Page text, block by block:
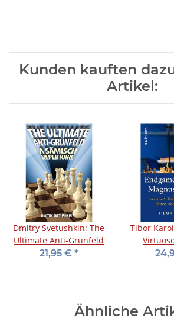
Kunden kauften
Artikel:
Dmitry Svetushkin: The
Ultimate Anti-Grünfeld
21,95 € *
Tibor
Ähnliche